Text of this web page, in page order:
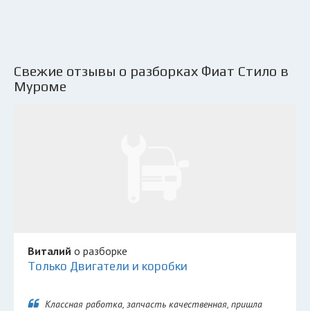
Свежие отзывы о разборках Фиат Стило в
Муроме
Виталий о разборке
Только Двигатели и коробки
Классная работка, запчасть качественная, пришла